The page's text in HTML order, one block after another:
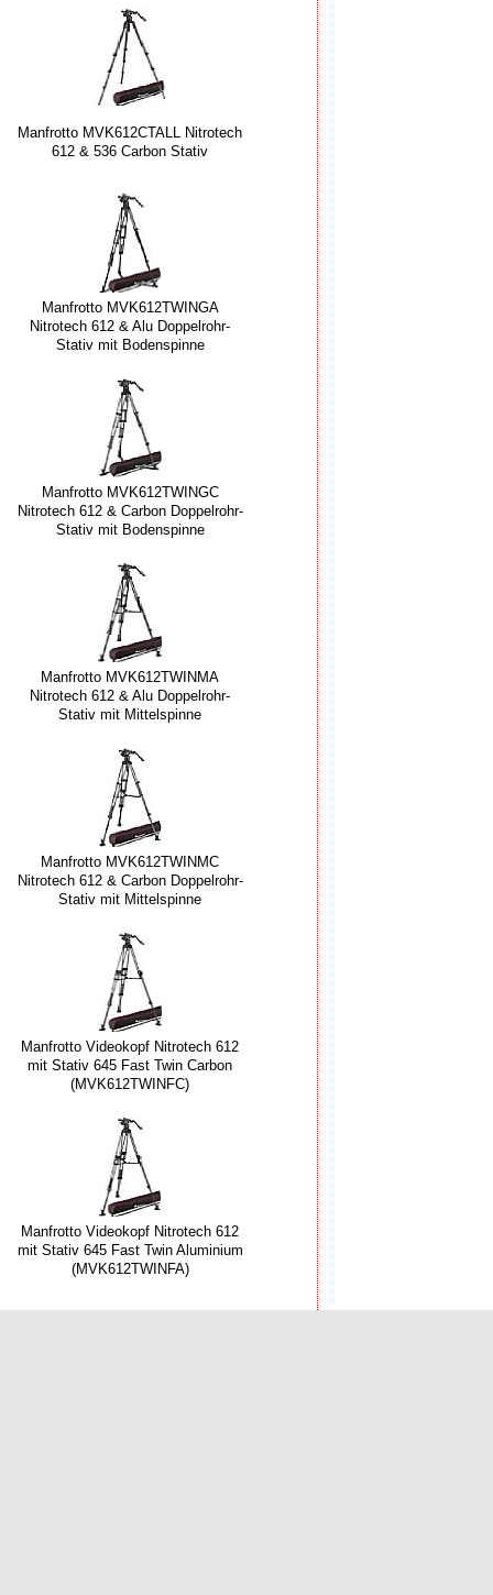
Manfrotto MVK612CTALL Nitrotech
612 & 536 Carbon Stativ
Manfrotto MVK612TWINGA
Nitrotech 612 & Alu Doppelrohr-
Stativ mit Bodenspinne
Manfrotto MVK612TWINGC
Nitrotech 612 & Carbon Doppelrohr-
Stativ mit Bodenspinne
Manfrotto MVK612TWINMA
Nitrotech 612 & Alu Doppelrohr-
Stativ mit Mittelspinne
Manfrotto MVK612TWINMC
Nitrotech 612 & Carbon Doppelrohr-
Stativ mit Mittelspinne
Manfrotto Videokopf Nitrotech 612
mit Stativ 645 Fast Twin Carbon
(MVK612TWINFC)
Manfrotto Videokopf Nitrotech 612
mit Stativ 645 Fast Twin Aluminium
(MVK612TWINFA)